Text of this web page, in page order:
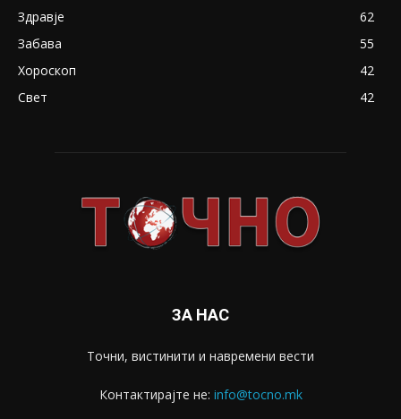
Здравје
62
Забава
55
Хороскоп
42
Свет
42
ЗА НАС
Точни, вистинити и навремени вести
Контактирајте не: info@tocno.mk